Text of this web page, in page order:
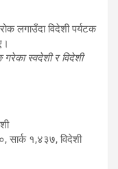
लगाउँदा विदेशी पर्यटक
गरेका स्वदेशी र विदेशी
सार्क १,४३७, विदेशी